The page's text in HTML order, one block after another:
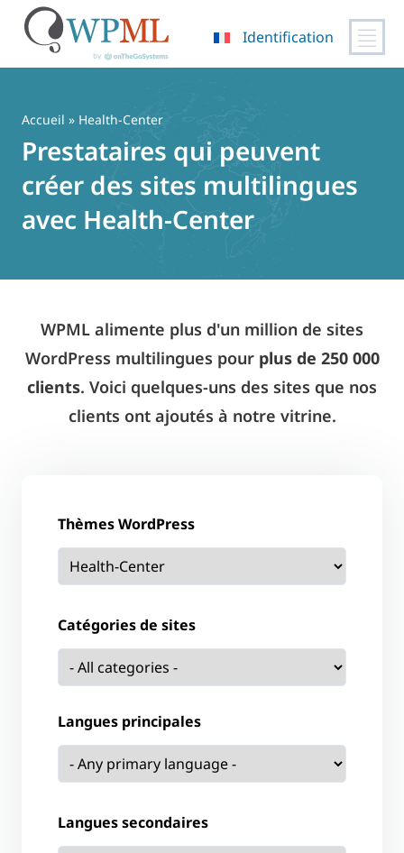
contenu
Identification
Accueil » Health-Center
Prestataires qui peuvent
créer des sites multilingues
avec Health-Center
WPML alimente plus d'un million de sites
WordPress multilingues pour plus de 250 000
clients. Voici quelques-uns des sites que nos
clients ont ajoutés à notre vitrine.
Thèmes WordPress
Catégories de sites
Langues principales
Langues secondaires